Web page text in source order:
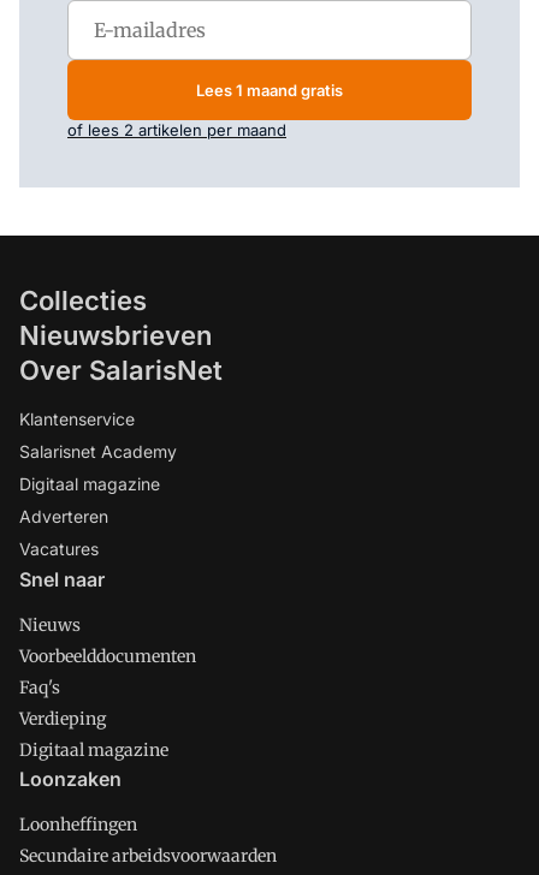
Lees 1 maand gratis
of lees 2 artikelen per maand
Collecties
Nieuwsbrieven
Over SalarisNet
Klantenservice
Salarisnet Academy
Digitaal magazine
Adverteren
Vacatures
Snel naar
Nieuws
Voorbeelddocumenten
Faq's
Verdieping
Digitaal magazine
Loonzaken
Loonheffingen
Secundaire arbeidsvoorwaarden